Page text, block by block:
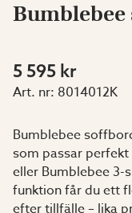
5 595 kr
Art. nr: 8014012K
Bumblebee
som passar
eller Bumblebee 3-
funktion får du ett
efter tillfälle – lika